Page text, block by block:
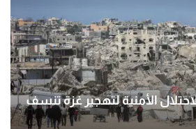
الأمنية لتهجير غزة تنسف